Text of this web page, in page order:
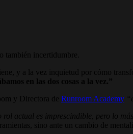
también incertidumbre.
y a la vez inquietud por cómo
en las dos cosas a la vez.”
y Directora de Runroom Academy
rol actual es imprescindible, pero lo
sino ante un cambio de